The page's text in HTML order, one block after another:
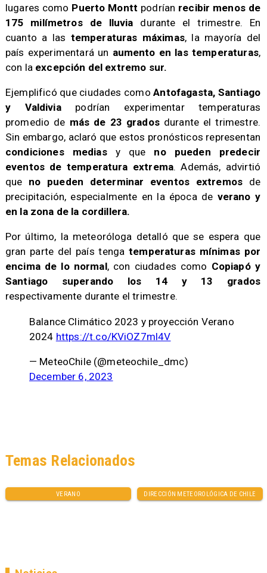
lugares como Puerto Montt podrían recibir menos de
175 milímetros de lluvia durante el trimestre. En
cuanto a las temperaturas máximas, la mayoría del
país experimentará un aumento en las temperaturas,
con laexcepción del extremo sur.
Ejemplificó que ciudades comoAntofagasta, Santiago
y Valdivia podrían experimentar temperaturas
promedio de más de 23 grados durante el trimestre.
Sin embargo, aclaró que estos pronósticos representan
condiciones mediasy que no pueden predecir
eventos de temperatura extrema. Además, advirtió
que no pueden determinar eventos extremos de
precipitación, especialmente en la época de verano y
en la zona de la cordillera.
Por último, la meteoróloga detalló que se espera que
gran parte del país tengatemperaturas mínimas por
encima de lo normal, con ciudades como Copiapó y
Santiago superando los 14 y 13 grados
respectivamente durante el trimestre.
Balance Climático 2023 y proyección Verano
2024 https://t.co/KViOZ7ml4V
— MeteoChile (@meteochile_dmc)
December 6, 2023
VERANO DIRECCIÓN METEOROLÓGICA DE CHILE
Temas Relacionados